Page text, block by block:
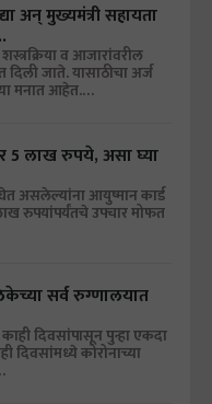
अन् मुख्यमंत्री सहायता
व आजारांवरील
दिली जाते. यासाठीचा अर्ज
मनात आहेत.…
5 लाख रुपये, असा घ्या
असलेल्यांना आयुष्मान कार्ड
रुपयांपर्यंतचे उपचार मोफत
सर्व रुग्णालयात
दिवसांपासून पुन्हा एकदा
दिवसांमध्ये कोरोनाच्या